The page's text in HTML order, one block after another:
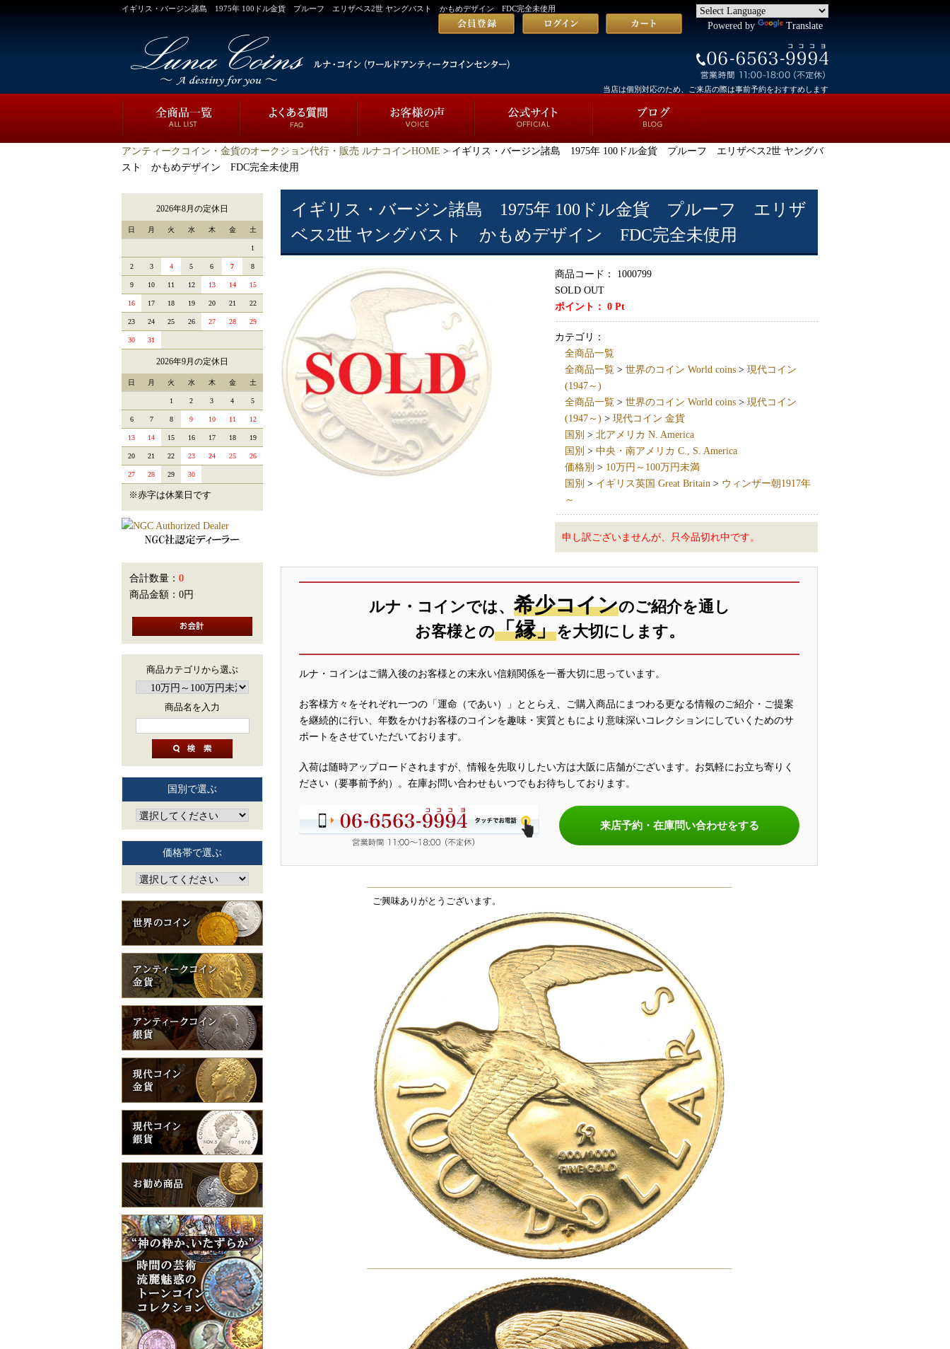
イギリス・バージン諸島 1975年 100ドル金貨 プルーフ エリザベス2世 ヤングバスト かもめデザイン FDC完全未使用
Powered by Translate
当店は個別対応のため、ご来店の際は事前予約をおすすめします
アンティークコイン・金貨のオークション代行・販売 ルナコインHOME > イギリス・バージン諸島 1975年 100ドル金貨 プルーフ エリザベス2世 ヤングバ
スト かもめデザイン FDC完全未使用
イギリス・バージン諸島 1975年 100ドル金貨 プルーフ エリザ
ベス2世 ヤングバスト かもめデザイン FDC完全未使用
商品コード：
1000799
SOLD OUT
ポイント： 0Pt
カテゴリ：
全商品一覧
全商品一覧> 世界のコイン World coins> 現代コイン
(1947～)
全商品一覧> 世界のコイン World coins> 現代コイン
(1947～) > 現代コイン 金貨
国別 > 北アメリカ N. America
国別 > 中央・南アメリカ C., S. America
価格別 > 10万円～100万円未満
国別 > イギリス英国 Great Britain> ウィンザー朝1917年
～
申し訳ございませんが、只今品切れ中です。
ルナ・コインでは、 希少コインのご紹介を通し
お客様との「縁」を大切にします。
ルナ・コインはご購入後のお客様との末永い信頼関係を一番大切に思っています。
お客様方々をそれぞれ一つの「運命（であい）」ととらえ、ご購入商品にまつわる更なる情報のご紹介・ご提案
を継続的に行い、年数をかけお客様のコインを趣味・実質ともにより意味深いコレクションにしていくためのサ
ポートをさせていただいております。
入荷は随時アップロードされますが、情報を先取りしたい方は大阪に店舗がございます。お気軽にお立ち寄りく
ださい（要事前予約）。在庫お問い合わせもいつでもお待ちしております。
来店予約・在庫問い合わせをする
ご興味ありがとうございます。
2026年8月の定休日
日 月 火 水 木 金 土
1
2 3 4 5 6 7 8
9 10 11 12 13 14 15
16 17 18 19 20 21 22
23 24 25 26 27 28 29
30 31
2026年9月の定休日
日 月 火 水 木 金 土
1 2 3 4 5
6 7 8 9 10 11 12
13 14 15 16 17 18 19
20 21 22 23 24 25 26
27 28 29 30
※赤字は休業日です
合計数量： 0
商品金額： 0円
商品カテゴリから選ぶ
商品名を入力
国別で選ぶ
価格帯で選ぶ